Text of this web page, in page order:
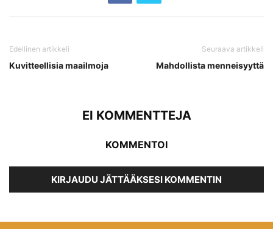
Edellinen artikkeli
Kuvitteellisia maailmoja
Seuraava artikkeli
Mahdollista menneisyyttä
EI KOMMENTTEJA
KOMMENTOI
KIRJAUDU JÄTTÄÄKSESI KOMMENTIN